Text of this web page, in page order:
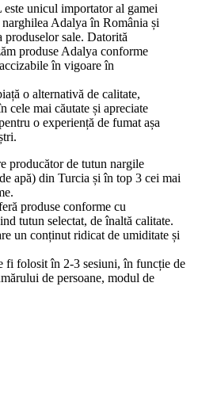
unicul importator al gamei
Adalya în România și
produselor sale. Datorită
produse Adalya conforme
în vigoare în
o alternativă de calitate,
cele mai căutate și apreciate
o experiență de fumat așa
producător de tutun nargile
apă) din Turcia și în top 3 cei mai
produse conforme cu
tutun selectat, de înaltă calitate.
un conținut ridicat de umiditate și
fi folosit în 2-3 sesiuni, în funcție de
de persoane, modul de